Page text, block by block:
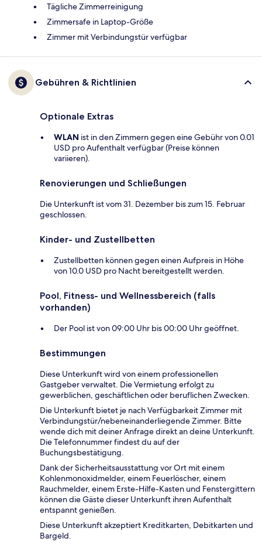
Tägliche Zimmerreinigung
Zimmersafe in Laptop-Größe
Zimmer mit Verbindungstür verfügbar
Gebühren & Richtlinien
Optionale Extras
WLAN ist in den Zimmern gegen eine Gebühr von 0.01
USD pro Aufenthalt verfügbar (Preise können
variieren).
Renovierungen und Schließungen
Die Unterkunft ist vom 31. Dezember bis zum 15. Februar
geschlossen.
Kinder- und Zustellbetten
Zustellbetten können gegen einen Aufpreis in Höhe
von 10.0 USD pro Nacht bereitgestellt werden.
Pool, Fitness- und Wellnessbereich (falls
vorhanden)
Der Pool ist von 09:00 Uhr bis 00:00 Uhr geöffnet.
Bestimmungen
Diese Unterkunft wird von einem professionellen
Gastgeber verwaltet. Die Vermietung erfolgt zu
gewerblichen, geschäftlichen oder beruflichen Zwecken.
Die Unterkunft bietet je nach Verfügbarkeit Zimmer mit
Verbindungstür/nebeneinanderliegende Zimmer. Bitte
wende dich mit deiner Anfrage direkt an deine Unterkunft.
Die Telefonnummer findest du auf der
Buchungsbestätigung.
Dank der Sicherheitsausstattung vor Ort mit einem
Kohlenmonoxidmelder, einem Feuerlöscher, einem
Rauchmelder, einem Erste-Hilfe-Kasten und Fenstergittern
können die Gäste dieser Unterkunft ihren Aufenthalt
entspannt genießen.
Diese Unterkunft akzeptiert Kreditkarten, Debitkarten und
Bargeld.